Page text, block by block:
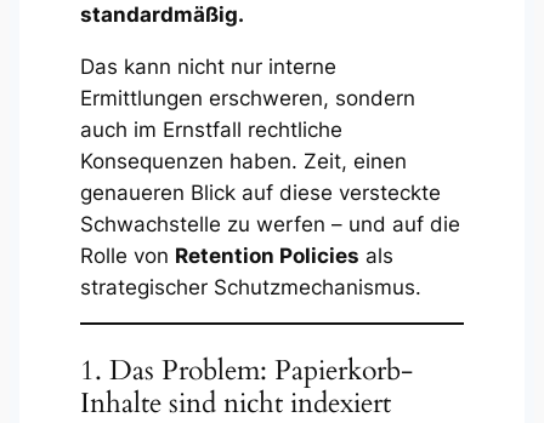
standardmäßig.
Das kann nicht nur interne
Ermittlungen erschweren, sondern
auch im Ernstfall rechtliche
Konsequenzen haben. Zeit, einen
genaueren Blick auf diese versteckte
Schwachstelle zu werfen – und auf die
Rolle von Retention Policies als
strategischer Schutzmechanismus.
1. Das Problem: Papierkorb-
Inhalte sind nicht indexiert